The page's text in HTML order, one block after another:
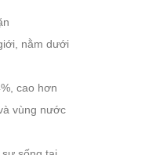
nằm dưới
cao hơn
vùng nước